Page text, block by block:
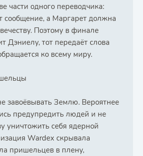
части одного переводчика:
сообщение, а Маргарет должна
Поэтому в финале
Дэниелу, тот передаёт слова
ко всему миру.
завоёвывать Землю. Вероятнее
предупредить людей и не
уничтожить себя ядерной
Wardex скрывала
пришельцев в плену,